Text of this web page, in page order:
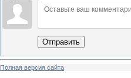
Отправить
Полная версия сайта